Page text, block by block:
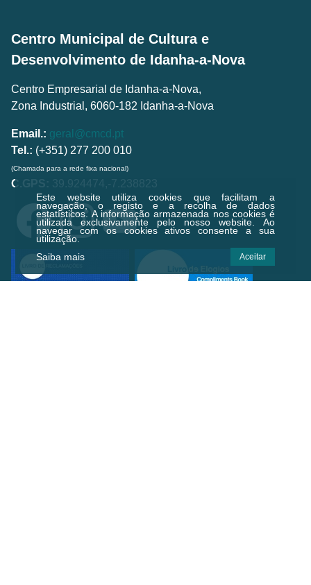
Este website utiliza cookies que facilitam a
navegação, o registo e a recolha de dados
estatísticos.A informação armazenada nos cookies é
utilizada exclusivamente pelo nosso website. Ao
navegar com os cookies ativos consente a sua
utilização.
Saiba mais
Aceitar
Centro Municipal de Cultura e
Desenvolvimento de Idanha-a-Nova
Centro Empresarial de Idanha-a-Nova,
Zona Industrial, 6060-182 Idanha-a-Nova
Email.: geral@cmcd.pt
Tel.: (+351) 277 200 010
(Chamada para a rede fixa nacional)
C.GPS: 39.924474,-7.238823